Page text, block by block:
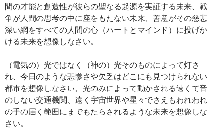
間の才能と創造性が彼らの聖なる起源を実証する未来、戦
争が人間の思考の中に座をもたない未来、善意がその慈悲
深い網をすべての人間の心（ハートとマインド）に投げか
ける未来を想像しなさい。
（電気の）光ではなく（神の）光そのものによって灯さ
れ、今日のような悲惨さや欠乏はどこにも見つけられない
都市を想像しなさい。光のみによって動かされる速くて音
のしない交通機関、遠く宇宙世界や星々でさえもわれわれ
の手の届く範囲にまでもたらされるような未来を想像しな
さい。